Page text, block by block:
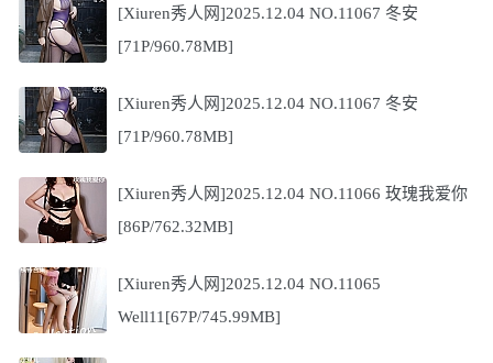
[Xiuren秀人网]2025.12.04 NO.11067 冬安
[71P/960.78MB]
[Xiuren秀人网]2025.12.04 NO.11067 冬安
[71P/960.78MB]
[Xiuren秀人网]2025.12.04 NO.11066 玫瑰我爱你
[86P/762.32MB]
[Xiuren秀人网]2025.12.04 NO.11065
Well11[67P/745.99MB]